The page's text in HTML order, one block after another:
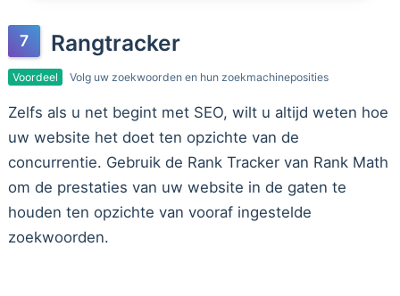
Rangtracker
Voordeel Volg uw zoekwoorden en hun zoekmachineposities
Zelfs als u net begint met SEO, wilt u altijd weten hoe
uw website het doet ten opzichte van de
concurrentie. Gebruik de Rank Tracker van Rank Math
om de prestaties van uw website in de gaten te
houden ten opzichte van vooraf ingestelde
zoekwoorden.